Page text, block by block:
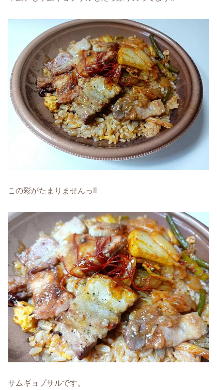
この彩がたまりませんっ!!
サムギョプサルです。